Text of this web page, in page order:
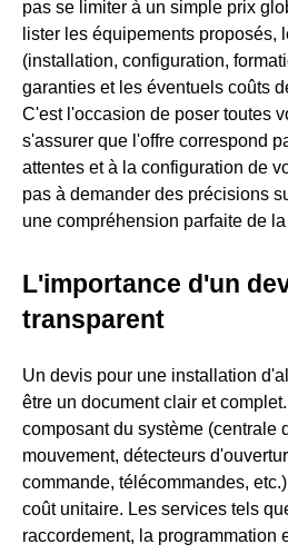
pas se limiter à un simple prix
lister les équipements proposés,
(installation, configuration,
garanties et les éventuels coûts
C'est l'occasion de poser toutes
s'assurer que l'offre correspond
attentes et à la configuration de
pas à demander des précisions
une compréhension parfaite de
L'importance d'un
transparent
Un devis pour une installation
être un document clair et
composant du système (centrale
mouvement, détecteurs
commande, télécommandes,
coût unitaire. Les services tels
raccordement, la programmation